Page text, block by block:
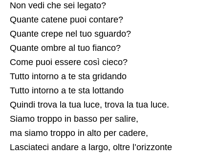
Non vedi che sei legato?
Quante catene puoi contare?
Quante crepe nel tuo sguardo?
Quante ombre al tuo fianco?
Come puoi essere così cieco?
Tutto intorno a te sta gridando
Tutto intorno a te sta lottando
Quindi trova la tua luce, trova la tua luce.
Siamo troppo in basso per salire,
ma siamo troppo in alto per cadere,
Lasciateci andare a largo, oltre l’orizzonte